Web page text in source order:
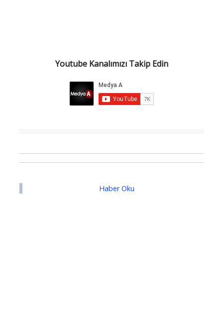
Youtube Kanalımızı Takip Edin
Haber Oku